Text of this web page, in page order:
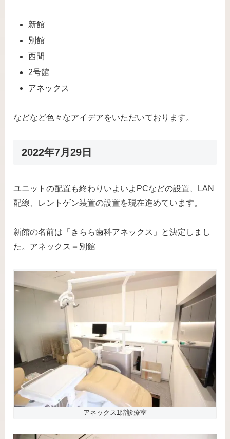
新館
別館
西間
2号館
アネックス
などなど色々なアイデアをいただいております。
2022年7月29日
ユニットの配置も終わりいよいよPCなどの設置、LAN
配線、レントゲン装置の設置を現在進めています。
新館の名前は「きらら歯科アネックス」と決定しまし
た。アネックス＝別館
アネックス1階診療室